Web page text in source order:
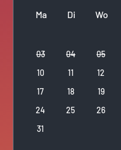
Ma Di Wo
03
04 05
10
11 12
17
18 19
24
25 26
31